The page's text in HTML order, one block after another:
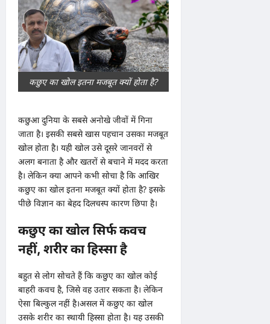
कछुए का खोल इतना मजबूत क्यों होता है?
कछुआ दुनिया के सबसे अनोखे जीवों में गिना
जाता है। इसकी सबसे खास पहचान उसका मजबूत
खोल होता है। यही खोल उसे दूसरे जानवरों से
अलग बनाता है और खतरों से बचाने में मदद करता
है। लेकिन क्या आपने कभी सोचा है कि आखिर
कछुए का खोल इतना मजबूत क्यों होता है? इसके
पीछे विज्ञान का बेहद दिलचस्प कारण छिपा है।
कछुए का खोल सिर्फ कवच
नहीं, शरीर का हिस्सा है
बहुत से लोग सोचते हैं कि कछुए का खोल कोई
बाहरी कवच है, जिसे वह उतार सकता है। लेकिन
ऐसा बिल्कुल नहीं है।असल में कछुए का खोल
उसके शरीर का स्थायी हिस्सा होता है। यह उसकी